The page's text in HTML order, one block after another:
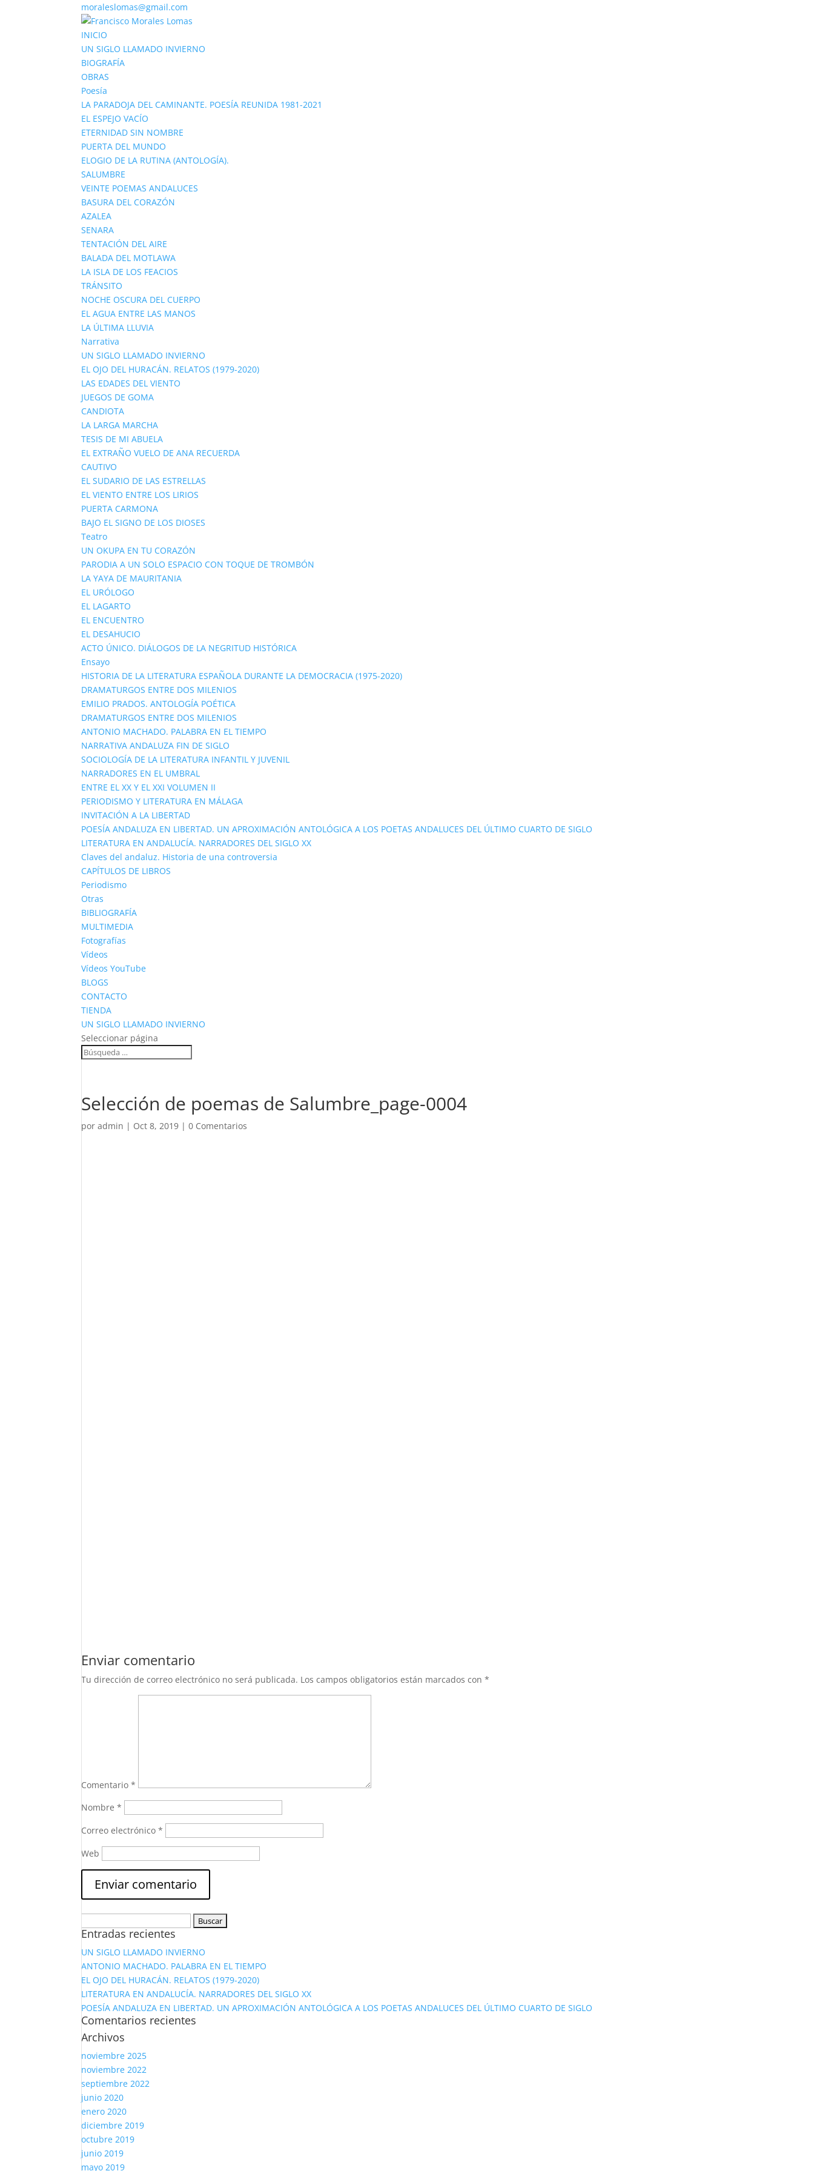
moraleslomas@gmail.com
INICIO
UN SIGLO LLAMADO INVIERNO
BIOGRAFÍA
OBRAS
Poesía
LA PARADOJA DEL CAMINANTE. POESÍA REUNIDA 1981-2021
EL ESPEJO VACÍO
ETERNIDAD SIN NOMBRE
PUERTA DEL MUNDO
ELOGIO DE LA RUTINA (ANTOLOGÍA).
SALUMBRE
VEINTE POEMAS ANDALUCES
BASURA DEL CORAZÓN
AZALEA
SENARA
TENTACIÓN DEL AIRE
BALADA DEL MOTLAWA
LA ISLA DE LOS FEACIOS
TRÁNSITO
NOCHE OSCURA DEL CUERPO
EL AGUA ENTRE LAS MANOS
LA ÚLTIMA LLUVIA
Narrativa
UN SIGLO LLAMADO INVIERNO
EL OJO DEL HURACÁN. RELATOS (1979-2020)
LAS EDADES DEL VIENTO
JUEGOS DE GOMA
CANDIOTA
LA LARGA MARCHA
TESIS DE MI ABUELA
EL EXTRAÑO VUELO DE ANA RECUERDA
CAUTIVO
EL SUDARIO DE LAS ESTRELLAS
EL VIENTO ENTRE LOS LIRIOS
PUERTA CARMONA
BAJO EL SIGNO DE LOS DIOSES
Teatro
UN OKUPA EN TU CORAZÓN
PARODIA A UN SOLO ESPACIO CON TOQUE DE TROMBÓN
LA YAYA DE MAURITANIA
EL URÓLOGO
EL LAGARTO
EL ENCUENTRO
EL DESAHUCIO
ACTO ÚNICO. DIÁLOGOS DE LA NEGRITUD HISTÓRICA
Ensayo
HISTORIA DE LA LITERATURA ESPAÑOLA DURANTE LA DEMOCRACIA (1975-2020)
DRAMATURGOS ENTRE DOS MILENIOS
EMILIO PRADOS. ANTOLOGÍA POÉTICA
DRAMATURGOS ENTRE DOS MILENIOS
ANTONIO MACHADO. PALABRA EN EL TIEMPO
NARRATIVA ANDALUZA FIN DE SIGLO
SOCIOLOGÍA DE LA LITERATURA INFANTIL Y JUVENIL
NARRADORES EN EL UMBRAL
ENTRE EL XX Y EL XXI VOLUMEN II
PERIODISMO Y LITERATURA EN MÁLAGA
INVITACIÓN A LA LIBERTAD
POESÍA ANDALUZA EN LIBERTAD. UN APROXIMACIÓN ANTOLÓGICA A LOS POETAS ANDALUCES DEL ÚLTIMO CUARTO DE SIGLO
LITERATURA EN ANDALUCÍA. NARRADORES DEL SIGLO XX
Claves del andaluz. Historia de una controversia
CAPÍTULOS DE LIBROS
Periodismo
Otras
BIBLIOGRAFÍA
MULTIMEDIA
Fotografías
Vídeos
Vídeos YouTube
BLOGS
CONTACTO
TIENDA
UN SIGLO LLAMADO INVIERNO
Seleccionar página
Selección de poemas de Salumbre_page-0004
poradmin | Oct 8, 2019 |0 Comentarios
Enviar comentario
Tu dirección de correo electrónico no será publicada. Los campos obligatorios están marcados con*
Comentario*
Nombre*
Correo electrónico*
Web
Entradas recientes
UN SIGLO LLAMADO INVIERNO
ANTONIO MACHADO. PALABRA EN EL TIEMPO
EL OJO DEL HURACÁN. RELATOS (1979-2020)
LITERATURA EN ANDALUCÍA. NARRADORES DEL SIGLO XX
POESÍA ANDALUZA EN LIBERTAD. UN APROXIMACIÓN ANTOLÓGICA A LOS POETAS ANDALUCES DEL ÚLTIMO CUARTO DE SIGLO
Comentarios recientes
Archivos
noviembre 2025
noviembre 2022
septiembre 2022
junio 2020
enero 2020
diciembre 2019
octubre 2019
junio 2019
mayo 2019